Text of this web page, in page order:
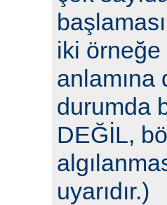
iki örneğe
anlamına
durumda
DEĞİL,
uyarıdır.)